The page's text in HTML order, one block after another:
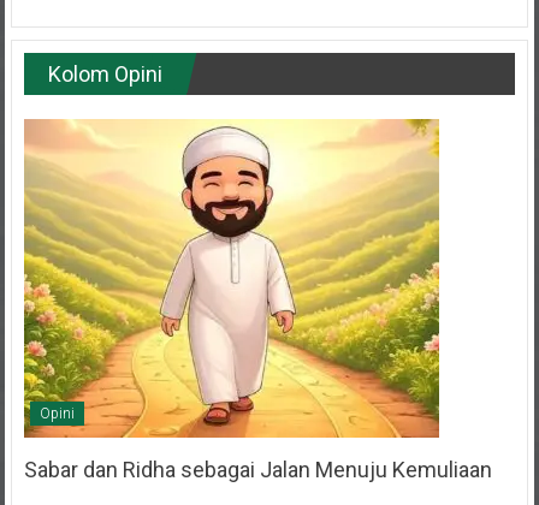
Kolom Opini
Opini
Sabar dan Ridha sebagai Jalan Menuju Kemuliaan